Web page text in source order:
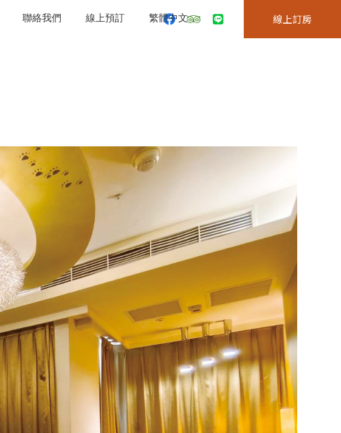
聯絡我們 線上預訂 繁體中文 線上訂房